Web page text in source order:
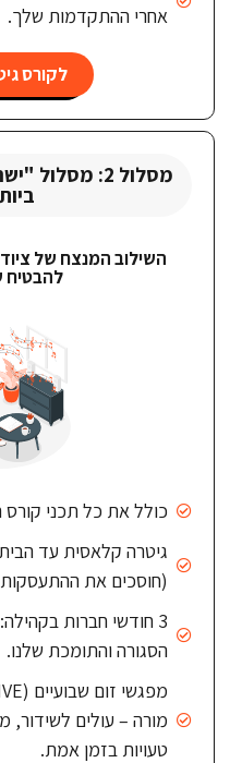
אחרי ההתקדמות שלך.
לקורס
מסלול 2:
השילוב המנצח של ציוד,
להבטיח
כולל את כל תכני קורס
גיטרה קלאסית עד
(חוסכים את ההתעסקות
3 חודשי חברות
הסגורה והתומכת שלנו.
מורה – עולים לשידור,
טעויות בזמן אמת.